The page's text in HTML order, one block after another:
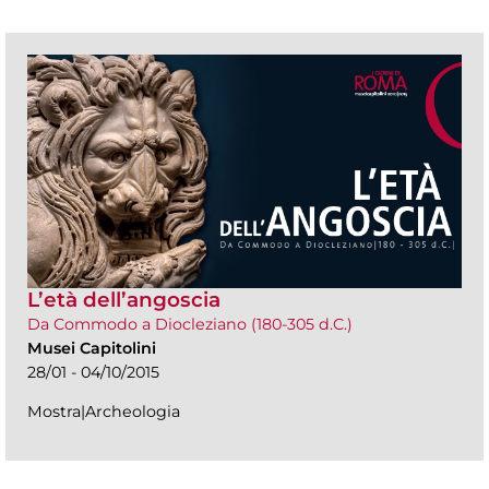
L’età dell’angoscia
Da Commodo a Diocleziano (180-305 d.C.)
Musei Capitolini
28/01 - 04/10/2015
Mostra|Archeologia